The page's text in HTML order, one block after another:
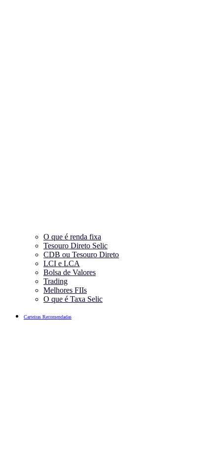
O que é renda fixa
Tesouro Direto Selic
CDB ou Tesouro Direto
LCI e LCA
Bolsa de Valores
Trading
Melhores FIIs
O que é Taxa Selic
Carteiras Recomendadas